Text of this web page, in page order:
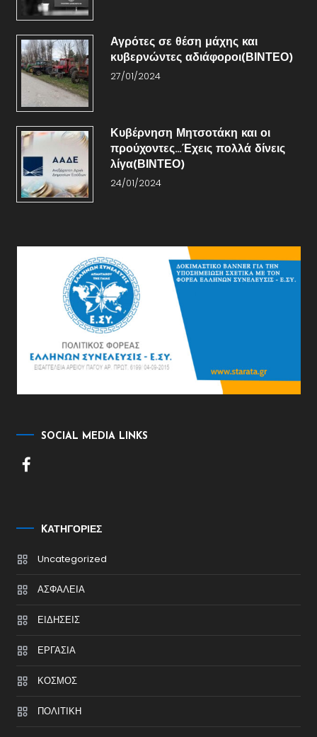
Αγρότες σε θέση μάχης και
κυβερνώντες αδιάφοροι(ΒΙΝΤΕΟ)
27/01/2024
Κυβέρνηση Μητσοτάκη και οι
προύχοντες…Έχεις πολλά δίνεις
λίγα(ΒΙΝΤΕΟ)
24/01/2024
SOCIAL MEDIA LINKS
KΑΤΗΓΟΡΊΕΣ
Uncategorized
ΑΣΦΑΛΕΙΑ
ΕΙΔΗΣΕΙΣ
ΕΡΓΑΣΙΑ
ΚΟΣΜΟΣ
ΠΟΛΙΤΙΚΗ